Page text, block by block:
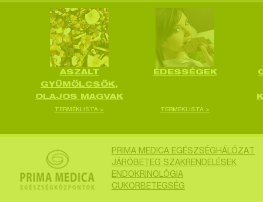
ASZALT
GYÜMÖLCSÖK,
OLAJOS MAGVAK
TERMÉKLISTA >
ÉDESSÉGEK
TERMÉKLISTA >
PRIMA MEDICA EGÉSZSÉGHÁLÓZAT
JÁRÓBETEG SZAKRENDELÉSEK
ENDOKRINOLÓGIA
CUKORBETEGSÉG